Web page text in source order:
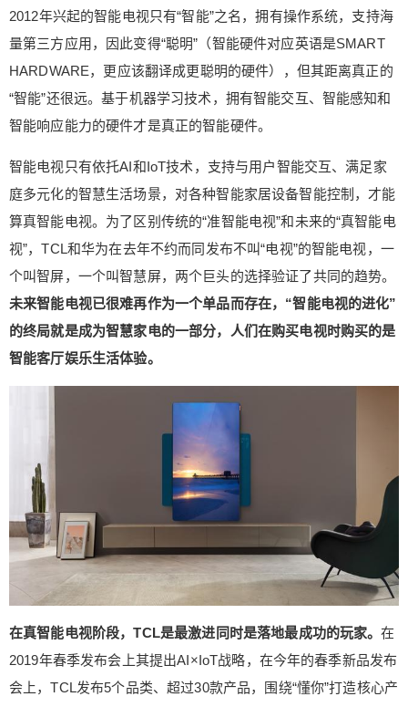
2012年兴起的智能电视只有“智能”之名，拥有操作系统，支持海
量第三方应用，因此变得“聪明”（智能硬件对应英语是SMART
HARDWARE，更应该翻译成更聪明的硬件），但其距离真正的
“智能”还很远。基于机器学习技术，拥有智能交互、智能感知和
智能响应能力的硬件才是真正的智能硬件。
智能电视只有依托AI和IoT技术，支持与用户智能交互、满足家
庭多元化的智慧生活场景，对各种智能家居设备智能控制，才能
算真智能电视。为了区别传统的“准智能电视”和未来的“真智能电
视”，TCL和华为在去年不约而同发布不叫“电视”的智能电视，一
个叫智屏，一个叫智慧屏，两个巨头的选择验证了共同的趋势。
未来智能电视已很难再作为一个单品而存在，“智能电视的进化”
的终局就是成为智慧家电的一部分，人们在购买电视时购买的是
智能客厅娱乐生活体验。
在真智能电视阶段，TCL是最激进同时是落地最成功的玩家。在
2019年春季发布会上其提出AI×IoT战略，在今年的春季新品发布
会上，TCL发布5个品类、超过30款产品，围绕“懂你”打造核心产
让大屏成为家庭的智慧中心。 能够一股脑发布这么
多品类的全场景产品，是因为TCL不是电视企业而
是科技企业，其产品布局即有广度优势，也有深度
积累，特别是在电视、空调、冰洗、智能门锁等细
分领域。 以电视为例，TCL从不强调智能本身，其
深知电视是用来“看”的，核心需求一定要满足好，因
此一方面强调“最懂你的大屏音画专家”，另一方面将
运营交给旗下雷鸟科技来做，确保互联网体验。在
做好“准智能电视”的基础上TCL再布局AI和IoT核心
技术，让电视具有“真智能”能力。 在智能语音交互
外，2020 CES上TCL展出了自主研发的AI PQ和AI
AQ技术，前者可以通过AI技术对画面进行智能化处
理，后者则可对音频进行智能处理，这次发布的C8
至臻QLED TV采取量子点Pro2020技术，与一般量
子点技术相比用TCL实业控股CEO王成的话说就是
“精装房和毛坯房”的区别，其采用魅丽珑芯片AI级调
色，结合自研Q画质引擎技术进行深度优化。而V8
全场景AI电视不只是支持语音交互，更支持免唤
醒。基于IoT技术，TCL发布的30款产品以大屏电视
为中心互联互通，智能响应用户需求。 正是因为具
有“真智能电视”的核心能力，在2019年竞争惨烈的
电视市场，TCL实现3200万电视销量，距离全球第
一更近。发布会上浮出水面的鸿鹄实验室在全球拥
有4个技术中心及600余人的研发团队，专注于AI、I
oT和云服务等技术研发和产品化创新应用，其中AI
算法团队超过400人，给TCL AI x IoT战略落地提供
王成表示： “连接无处不在，所以TCL会在自己的智
能终端100%安装连接模块；AI无处不在，所以TCL
智能终端会做到百分百的AI赋能，让产品功能更强
给Nancy打赏
20 元 50 元 自定义
付费内容
¥